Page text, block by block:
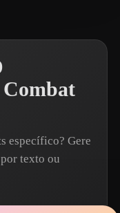
Combat
específico? Gere
texto ou